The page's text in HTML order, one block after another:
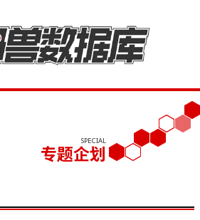
SPECIAL
专题企划